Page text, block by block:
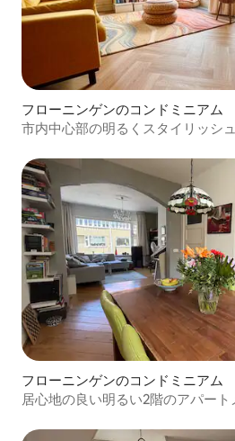
フローニンゲンのコンドミニアム
市内中心部の明るくスタイリッシ
フローニンゲンのコンドミニアム
居心地の良い明るい2階のアパート